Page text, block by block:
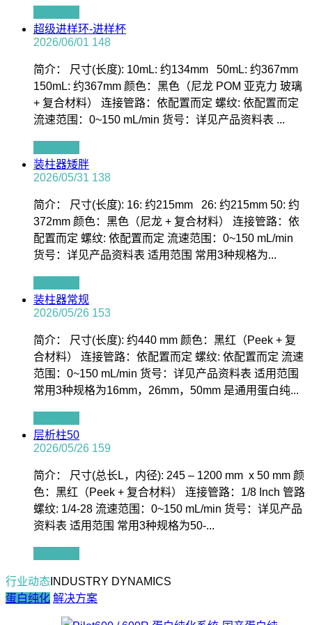
超级进样环-进样杯
2026/06/01 148
简介： 尺寸(长度): 10mL: 约134mm 50mL: 约367mm
150mL: 约367mm 颜色：黑色（尼龙 POM 亚克力 玻璃
+ 复合材料） 连接管路：依配置而定 螺纹: 依配置而定
流速范围：0~150 mL/min 货号：详见产品资料表 ...
装柱器矮胖
2026/05/31 138
简介： 尺寸(长度): 16: 约215mm 26: 约215mm 50: 约
372mm 颜色：黑色（尼龙 + 复合材料） 连接管路：依
配置而定 螺纹: 依配置而定 流速范围：0~150 mL/min
货号：详见产品资料表 适用范围 常用3种规格为...
装柱器常规
2026/05/26 153
简介： 尺寸(长度): 约440 mm 颜色：黑红（Peek + 复
合材料） 连接管路：依配置而定 螺纹: 依配置而定 流速
范围：0~150 mL/min 货号：详见产品资料表 适用范围
常用3种规格为16mm，26mm，50mm 是通用蛋白纯...
层析柱50
2026/05/26 159
简介： 尺寸(总长L，内径): 245 – 1200 mm x 50 mm 颜
色：黑红（Peek + 复合材料） 连接管路：1/8 Inch 管路
螺纹: 1/4-28 流速范围：0~150 mL/min 货号：详见产品
资料表 适用范围 常用3种规格为50-...
行业动态 INDUSTRY DYNAMICS
蛋白纯化 解决方案